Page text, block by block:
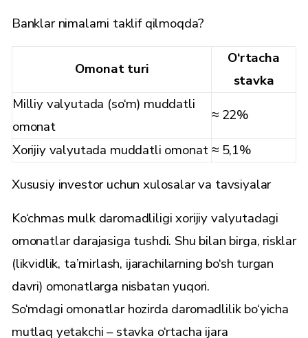
Banklar nimalarni taklif qilmoqda?
Omonat turi
O‘rtacha
stavka
Milliy valyutada (so‘m) muddatli
omonat
≈ 22%
Xorijiy valyutada muddatli omonat ≈ 5,1%
Xususiy investor uchun xulosalar va tavsiyalar
Ko‘chmas mulk daromadliligi xorijiy valyutadagi
omonatlar darajasiga tushdi. Shu bilan birga, risklar
(likvidlik, ta’mirlash, ijarachilarning bo‘sh turgan
davri) omonatlarga nisbatan yuqori.
So‘mdagi omonatlar hozirda daromadlilik bo‘yicha
mutlaq yetakchi – stavka o‘rtacha ijara